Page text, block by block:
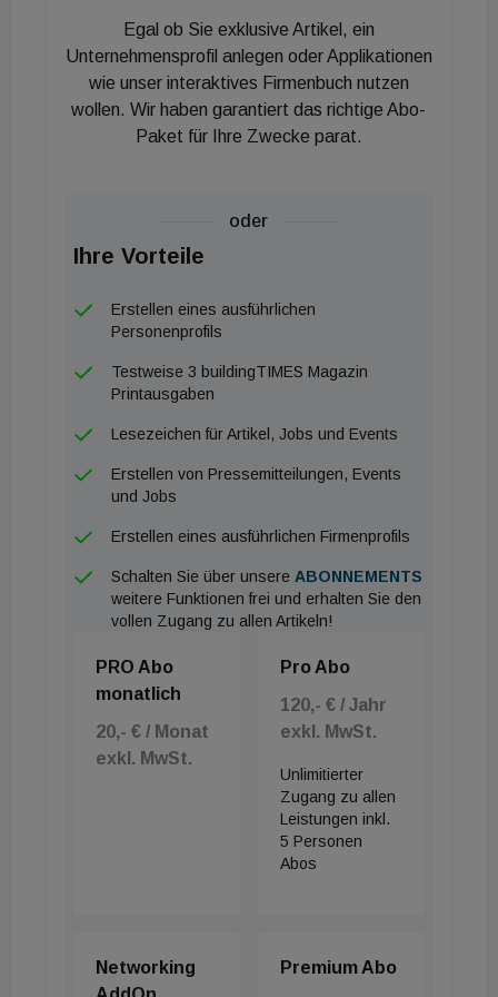
für die MA 48 verantwortliche Umweltstadträtin Ulli
Egal ob Sie exklusive Artikel, ein
Unternehmensprofil anlegen oder Applikationen
wie unser interaktives Firmenbuch nutzen
wollen. Wir haben garantiert das richtige Abo-
Paket für Ihre Zwecke parat.
oder
Ihre Vorteile
Erstellen eines ausführlichen
Personenprofils
Testweise 3 buildingTIMES Magazin
Printausgaben
Lesezeichen für Artikel, Jobs und Events
Erstellen von Pressemitteilungen, Events
und Jobs
Erstellen eines ausführlichen Firmenprofils
Schalten Sie über unsere ABONNEMENTS
weitere Funktionen frei und erhalten Sie den
vollen Zugang zu allen Artikeln!
PRO Abo
monatlich
20,- € / Monat
exkl. MwSt.
Pro Abo
120,- € / Jahr
exkl. MwSt.
Unlimitierter
Zugang zu allen
Leistungen inkl.
5 Personen
Abos
Networking
Premium Abo